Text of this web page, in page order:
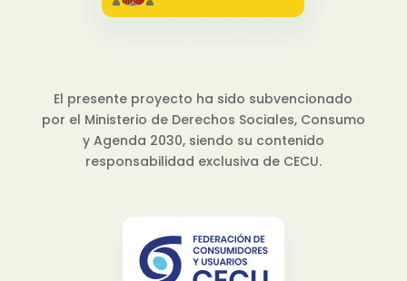
El presente proyecto ha sido subvencionado
por el Ministerio de Derechos Sociales, Consumo
y Agenda 2030, siendo su contenido
responsabilidad exclusiva de CECU.